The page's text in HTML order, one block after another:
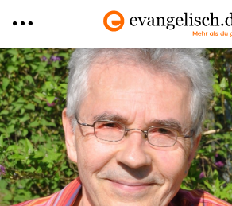
Direkt
zum
Inhalt